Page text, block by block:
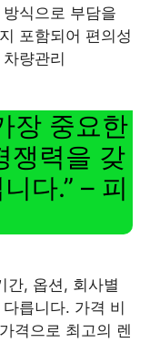
식으로 부담을
포함되어 편의성
량관리
장 중요한
쟁력을 갖
다.” – 피
간, 옵션, 회사별
릅니다. 가격 비
격으로 최고의 렌